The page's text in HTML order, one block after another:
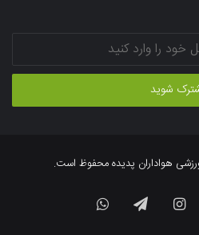
هواداران پدیده محفوظ است.
توییتر اینستاگرام تلگرام